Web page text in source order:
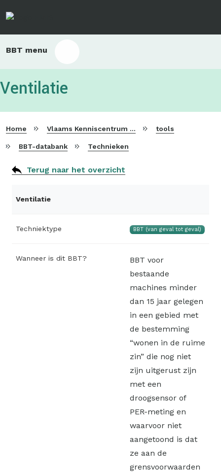
gaan
Main
BBT menu
Ventilatie
Home Vlaams Kenniscentrum voor Beste Beschikbare Technieken tools
BBT-databank Technieken
Terug naar het overzicht
Ventilatie
Techniektype BBT (van geval tot geval)
Wanneer is dit BBT?
BBT voor
bestaande
machines minder
dan 15 jaar gelegen
in een gebied met
de bestemming
“wonen in de ruime
zin” die nog niet
zijn uitgerust zijn
met een
droogsensor of
PER-meting en
waarvoor niet
aangetoond is dat
ze aan de
grensvoorwaarden